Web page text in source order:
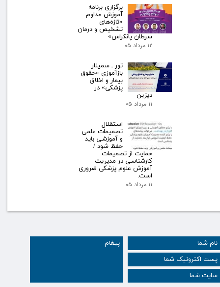
برگزاری برنامه
آموزش مداوم
«تازه‌های
تشخیص و درمان
سرطان پانکراس»
۱۲ مرداد ۰۵
تور ـ سمینار
بازآموزی «حقوق
بیمار و اخلاق
پزشکی» در
دیزین
۱۱ مرداد ۰۵
استقلال
تصمیمات علمی
و آموزشی باید
حفظ شود /
حمایت از تصمیمات
کارشناسی در مدیریت
آموزش علوم پزشکی ضروری
است.
۱۱ مرداد ۰۵